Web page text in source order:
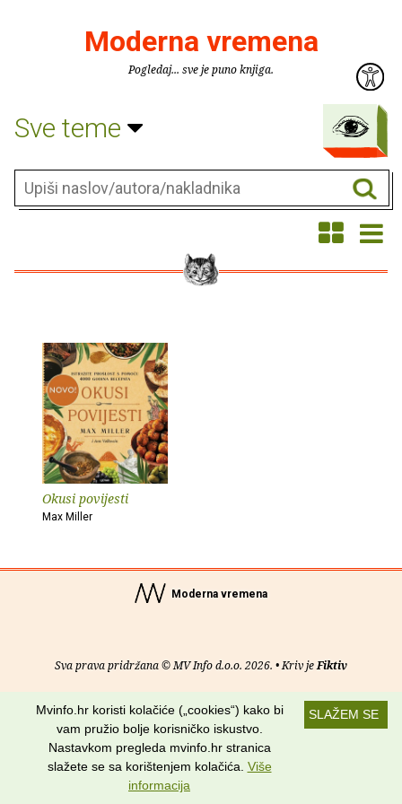
Moderna vremena
Pogledaj... sve je puno knjiga.
Sve teme
Okusi povijesti
Max Miller
Moderna vremena
Sva prava pridržana © MV Info d.o.o. 2026. • Kriv jeFiktiv
RSS kanali
Potraži nas na:
SLAŽEM SE
Mvinfo.hr koristi kolačiće („cookies“) kako bi
vam pružio bolje korisničko iskustvo.
Nastavkom pregleda mvinfo.hr stranica
slažete se sa korištenjem kolačića. Više
informacija